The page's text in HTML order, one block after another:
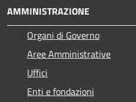
AMMINISTRAZIONE
Organi di Governo
Aree Amministrative
Uffici
Enti e fondazioni